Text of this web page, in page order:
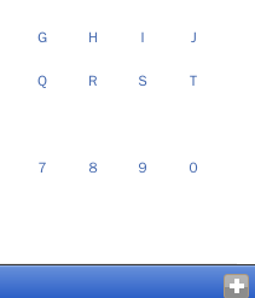
Ｇ Ｈ Ｉ Ｊ
Ｑ Ｒ Ｓ Ｔ
７ ８ ９ ０